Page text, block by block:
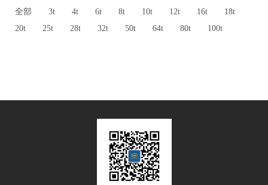
全部 3t 4t 6t 8t 10t 12t 16t
18t
20t
25t 28t 32t 50t 64t 80t 100t